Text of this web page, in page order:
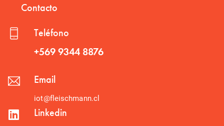
Contacto
Teléfono
+569 9344 8876
Email
iot@fleischmann.cl
Linkedin